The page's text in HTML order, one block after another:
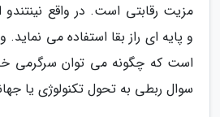
مزیت رقابتی است. در واقع
و پایه ای راز بقا استفاده می
است که چگونه می توان سرگرمی
سوال ربطی به تحول تکنولوژی یا